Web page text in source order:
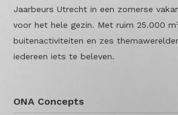
Jaarbeurs Utrecht in een zomerse
voor het hele gezin. Met ruim 25.000
buitenactiviteiten en zes
iedereen iets te beleven.
ONA Concepts